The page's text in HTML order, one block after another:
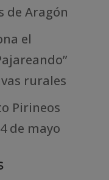
de Aragón
el
rurales
Pirineos
de mayo